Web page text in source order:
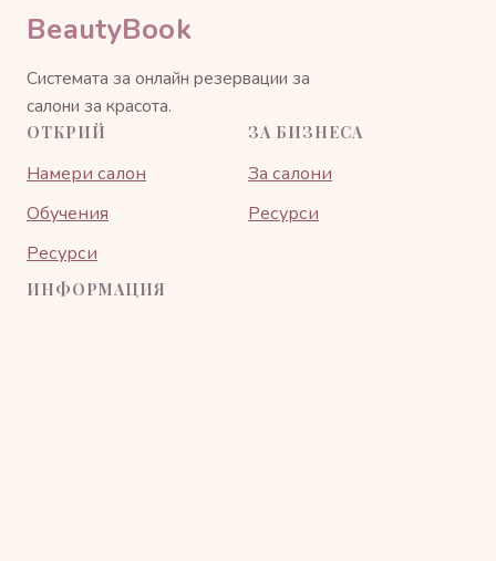
BeautyBook
Системата за онлайн резервации за
салони за красота.
ОТКРИЙ
Намери салон
Обучения
Ресурси
ЗА БИЗНЕСА
За салони
Ресурси
ИНФОРМАЦИЯ